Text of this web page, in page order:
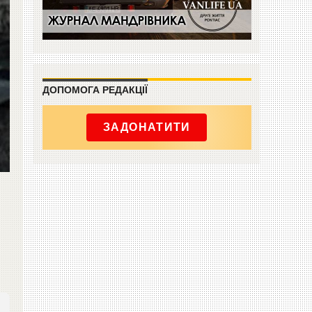
ДОПОМОГА РЕДАКЦІЇ
ЗАДОНАТИТИ